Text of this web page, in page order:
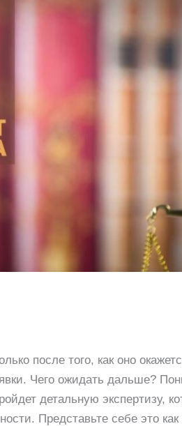
после того, как оно
Чего ожидать дальше?
детальную экспертизу,
Представьте себе это как